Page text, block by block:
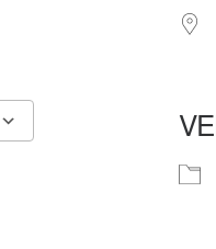
Google Kalender